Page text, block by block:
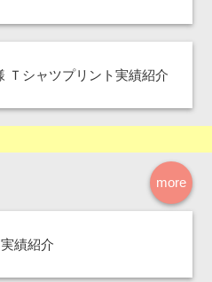
Ｔシャツプリント実績紹介
more
績紹介